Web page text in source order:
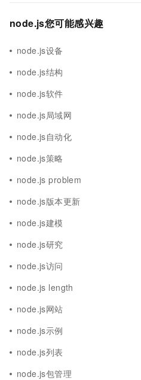
node.js您可能感兴趣
node.js设备
node.js结构
node.js软件
node.js局域网
node.js自动化
node.js策略
node.js problem
node.js版本更新
node.js建模
node.js研究
node.js访问
node.js length
node.js网站
node.js示例
node.js列表
node.js包管理